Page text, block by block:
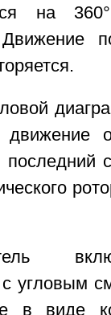
на
угловым
виде